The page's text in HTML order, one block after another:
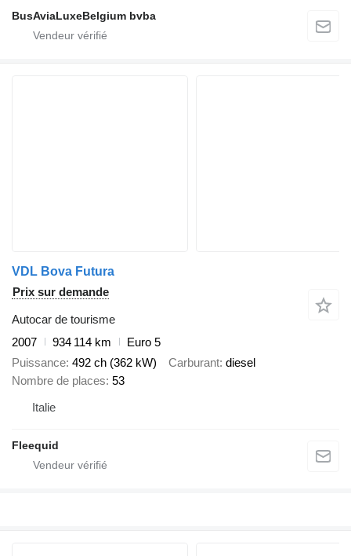
BusAviaLuxeBelgium bvba
VDL Bova Futura
Prix sur demande
Autocar de tourisme
2007
934 114 km
Euro 5
Puissance 492 ch (362 kW) Carburant diesel
Nombre de places 53
Italie
Fleequid